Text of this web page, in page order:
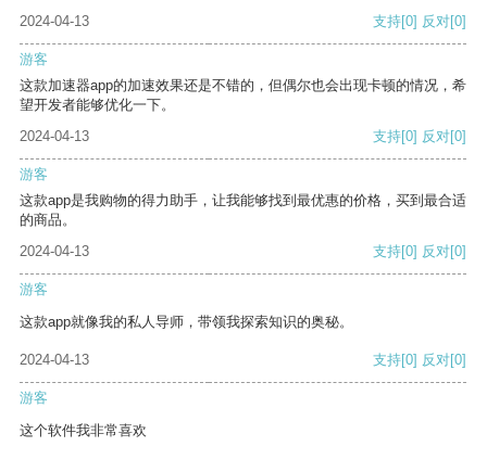
2024-04-13
支持[0] 反对[0]
游客
这款加速器app的加速效果还是不错的，但偶尔也会出现卡顿的情况，希
望开发者能够优化一下。
2024-04-13
支持[0] 反对[0]
游客
这款app是我购物的得力助手，让我能够找到最优惠的价格，买到最合适
的商品。
2024-04-13
支持[0] 反对[0]
游客
这款app就像我的私人导师，带领我探索知识的奥秘。
2024-04-13 支持[0] 反对[0]
游客
这个软件我非常喜欢